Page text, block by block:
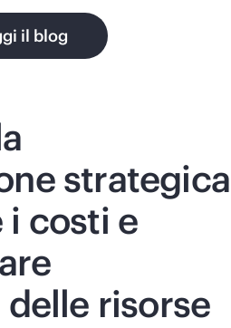
il blog
strategica
costi e
risorse